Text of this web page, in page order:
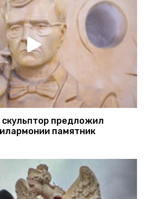
скульптор предложил
памятник